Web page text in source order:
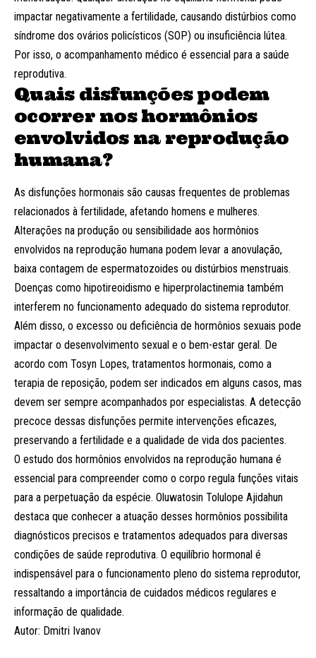
impactar negativamente a fertilidade, causando distúrbios como
síndrome dos ovários policísticos (SOP) ou insuficiência lútea.
Por isso, o acompanhamento médico é essencial para a saúde
reprodutiva.
Quais disfunções podem
ocorrer nos hormônios
envolvidos na reprodução
humana?
As disfunções hormonais são causas frequentes de problemas
relacionados à fertilidade, afetando homens e mulheres.
Alterações na produção ou sensibilidade aos hormônios
envolvidos na reprodução humana podem levar a anovulação,
baixa contagem de espermatozoides ou distúrbios menstruais.
Doenças como hipotireoidismo e hiperprolactinemia também
interferem no funcionamento adequado do sistema reprodutor.
Além disso, o excesso ou deficiência de hormônios sexuais pode
impactar o desenvolvimento sexual e o bem-estar geral. De
acordo com Tosyn Lopes, tratamentos hormonais, como a
terapia de reposição, podem ser indicados em alguns casos, mas
devem ser sempre acompanhados por especialistas. A detecção
precoce dessas disfunções permite intervenções eficazes,
preservando a fertilidade e a qualidade de vida dos pacientes.
O estudo dos hormônios envolvidos na reprodução humana é
essencial para compreender como o corpo regula funções vitais
para a perpetuação da espécie. Oluwatosin Tolulope Ajidahun
destaca que conhecer a atuação desses hormônios possibilita
diagnósticos precisos e tratamentos adequados para diversas
condições de saúde reprodutiva. O equilíbrio hormonal é
indispensável para o funcionamento pleno do sistema reprodutor,
ressaltando a importância de cuidados médicos regulares e
informação de qualidade.
Autor: Dmitri Ivanov